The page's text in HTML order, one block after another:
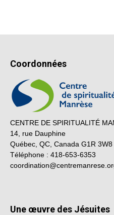
Coordonnées
CENTRE DE SPIRITUALITÉ
14, rue Dauphine
Québec, QC, Canada G1R 3W8
Téléphone : 418-653-6353
Une œuvre des Jésuites